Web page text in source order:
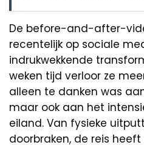
De before-and-after-
recentelijk op sociale
indrukwekkende
weken tijd verloor ze
alleen te danken was
maar ook aan het
eiland. Van fysieke
doorbraken, de reis